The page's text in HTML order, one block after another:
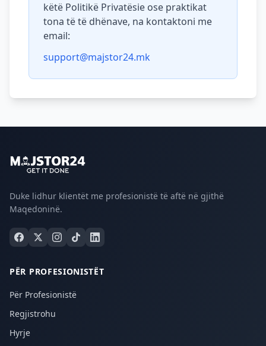
këtë Politikë Privatësie ose praktikat
tona të të dhënave, na kontaktoni me
email:
support@majstor24.mk
Duke lidhur klientët me profesionistë të aftë në gjithë
Maqedoninë.
PËR PROFESIONISTËT
Për Profesionistë
Regjistrohu
Hyrje